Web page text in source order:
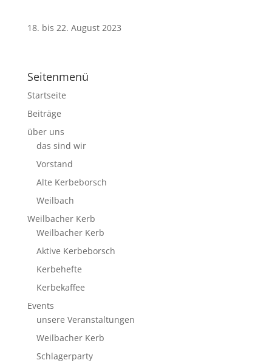
18. bis 22. August 2023
Seitenmenü
Startseite
Beiträge
über uns
das sind wir
Vorstand
Alte Kerbeborsch
Weilbach
Weilbacher Kerb
Weilbacher Kerb
Aktive Kerbeborsch
Kerbehefte
Kerbekaffee
Events
unsere Veranstaltungen
Weilbacher Kerb
Schlagerparty